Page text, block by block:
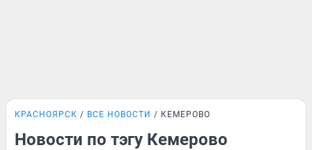
КРАСНОЯРСК ВСЕ НОВОСТИ КЕМЕРОВО
Новости по тэгу Кемерово